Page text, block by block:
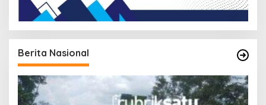
Berita Nasional